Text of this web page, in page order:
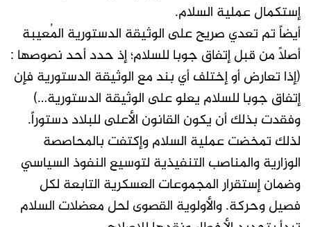
إستكمال عملية السلام.
أيضاً تم تعدي صريح على الوثيقة الدستورية المُعيبة
أصلاً من قبل إتفاق جوبا للسلام؛ إذ حدد أحد نصوصها :
(إذا تعارض أو إختلف أي بند مع الوثيقة الدستورية فإن
إتفاق جوبا للسلام يعلو على الوثيقة الدستورية…)
وفقدت بذلك أن يكون القانون الأعلى للبلاد دستوراً.
لذلك تمخضت عملية السلام وإكتفت بالمحاصصة
الوزارية والمناصب التنفيذية لتوسيع النفوذ السياسي
وضمان إستقرار المجموعات العسكرية التابعة لكل
فصيل وحركة. والأولوية القصوى لحل معضلات السلام